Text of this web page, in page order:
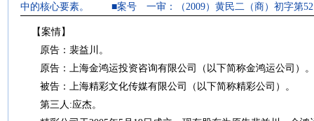
中的核心要素。 ■案号 一审：（2009）黄民二（商）初字第
【案情】
原告：裴益川。
原告：上海金鸿运投资咨询有限公司（以下简称金鸿运公司）。
被告：上海精彩文化传媒有限公司（以下简称精彩公司）。
第三人:应杰。